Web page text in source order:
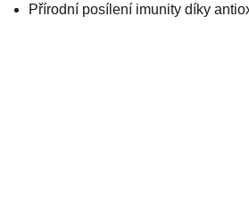
Přírodní posílení imunity díky